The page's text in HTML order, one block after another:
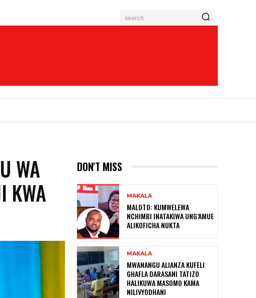
search
WA
KWA
DON'T MISS
MAKALA
MALOTO: KUMWELEWA
NCHIMBI INATAKIWA UNG’AMUE
ALIKOFICHA NUKTA
MAKALA
MWANANGU ALIANZA KUFELI
GHAFLA DARASANI TATIZO
HALIKUWA MASOMO KAMA
NILIVYODHANI